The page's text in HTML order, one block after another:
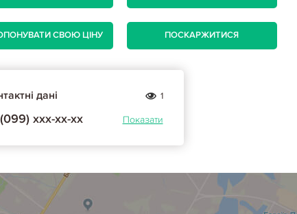
СВОЮ ЦІНУ ПОСКАРЖИТИСЯ
дані 1
(099) ххх-хх-хх Показати